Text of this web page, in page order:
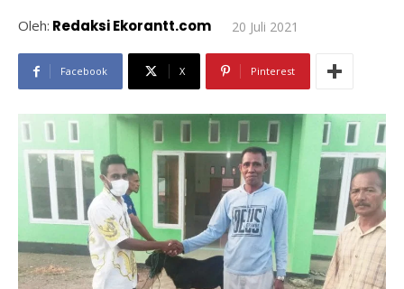
Oleh: Redaksi Ekorantt.com 20 Juli 2021
Facebook X Pinterest